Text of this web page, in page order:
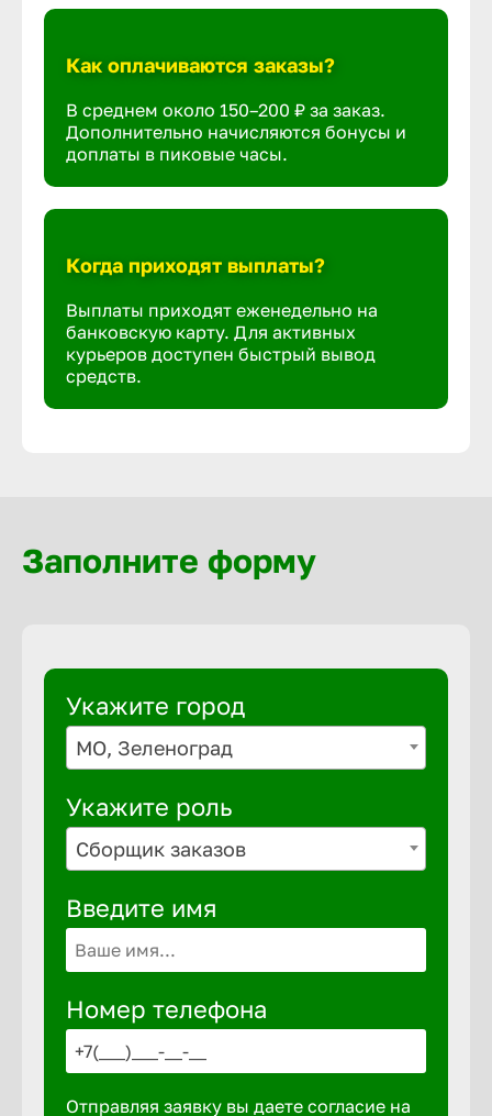
Как оплачиваются заказы?
В среднем около 150–200 ₽ за заказ.
Дополнительно начисляются бонусы и
доплаты в пиковые часы.
Когда приходят выплаты?
Выплаты приходят еженедельно на
банковскую карту. Для активных
курьеров доступен быстрый вывод
средств.
Заполните форму
Укажите город
МО, Зеленоград
Укажите роль
Сборщик заказов
Введите имя
Номер телефона
Отправляя заявку вы даете согласие на